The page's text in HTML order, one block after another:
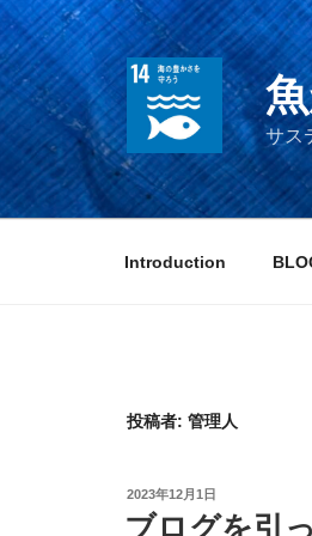
サス
Introduction
投稿者: 管理人
投
日:
2023年12月1日
ブログを引